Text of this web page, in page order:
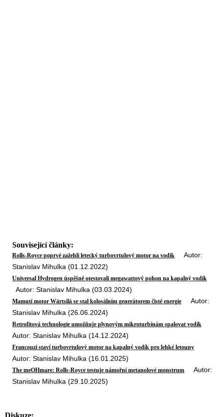
Související články:
Rolls-Royce poprvé zažehli letecký turbovrtulový motor na vodík
Autor:
Stanislav Mihulka (01.12.2022)
Universal Hydrogen úspěšně otestovali megawattový pohon na kapalný vodík
Autor: Stanislav Mihulka (03.03.2024)
Mamutí motor Wärtsilä se stal kolosálním generátorem čisté energie Autor:
Stanislav Mihulka (26.06.2024)
Retrofitová technologie umožňuje plynovým mikroturbínám spalovat vodík
Autor: Stanislav Mihulka (14.12.2024)
Francouzi staví turbovrtulový motor na kapalný vodík pro lehké letouny
Autor: Stanislav Mihulka (16.01.2025)
The meOHmare: Rolls-Royce testuje námořní metanolové monstrum Autor:
Stanislav Mihulka (29.10.2025)
Diskuze: